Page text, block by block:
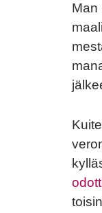
Man